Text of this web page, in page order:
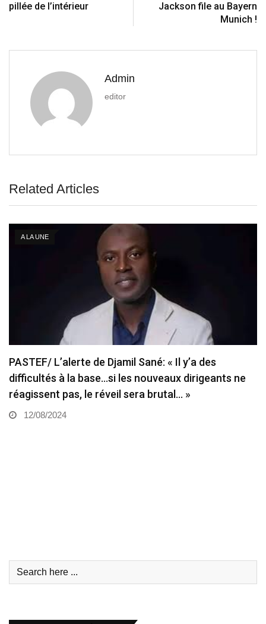
pillée de l’intérieur
Jackson file au Bayern
Munich !
Admin
editor
Related Articles
A LA UNE
PASTEF/ L’alerte de Djamil Sané: « Il y’a des
difficultés à la base…si les nouveaux dirigeants ne
réagissent pas, le réveil sera brutal… »
12/08/2024